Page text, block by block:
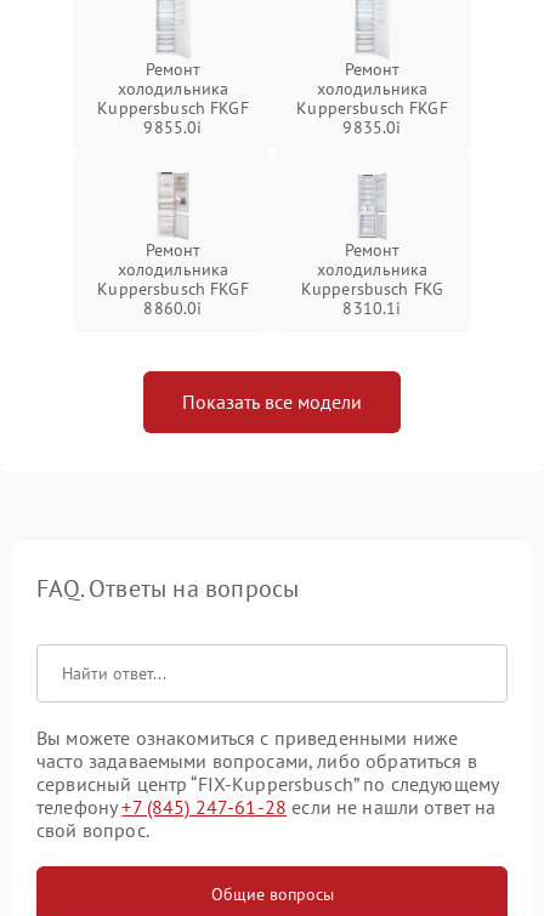
Ремонт
холодильника
Kuppersbusch FKGF
9855.0i
Ремонт
холодильника
Kuppersbusch FKGF
9835.0i
Ремонт
холодильника
Kuppersbusch FKGF
8860.0i
Ремонт
холодильника
Kuppersbusch FKG
8310.1i
Показать все модели
FAQ. Ответы на вопросы
Вы можете ознакомиться с приведенными ниже
часто задаваемыми вопросами, либо обратиться в
сервисный центр “FIX-Kuppersbusch” по следующему
телефону+7 (845) 247-61-28 если не нашли ответ на
свой вопрос.
Общие вопросы